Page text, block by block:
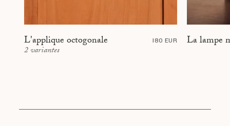
L'applique octogonale 180 EUR
2variantes
La lampe